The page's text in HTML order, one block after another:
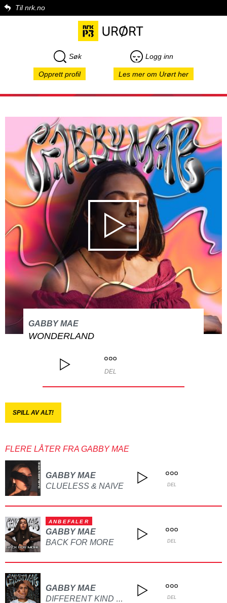
Til nrk.no
Søk Logg inn
Opprett profil Les mer om Urørt her
GABBY MAE
WONDERLAND
DEL
SPILL AV ALT!
FLERE LÅTER FRA GABBY MAE
GABBY MAE
CLUELESS & NAIVE
DEL
ANBEFALER
GABBY MAE
BACK FOR MORE
DEL
GABBY MAE
DIFFERENT KIND OF LOVE DEL